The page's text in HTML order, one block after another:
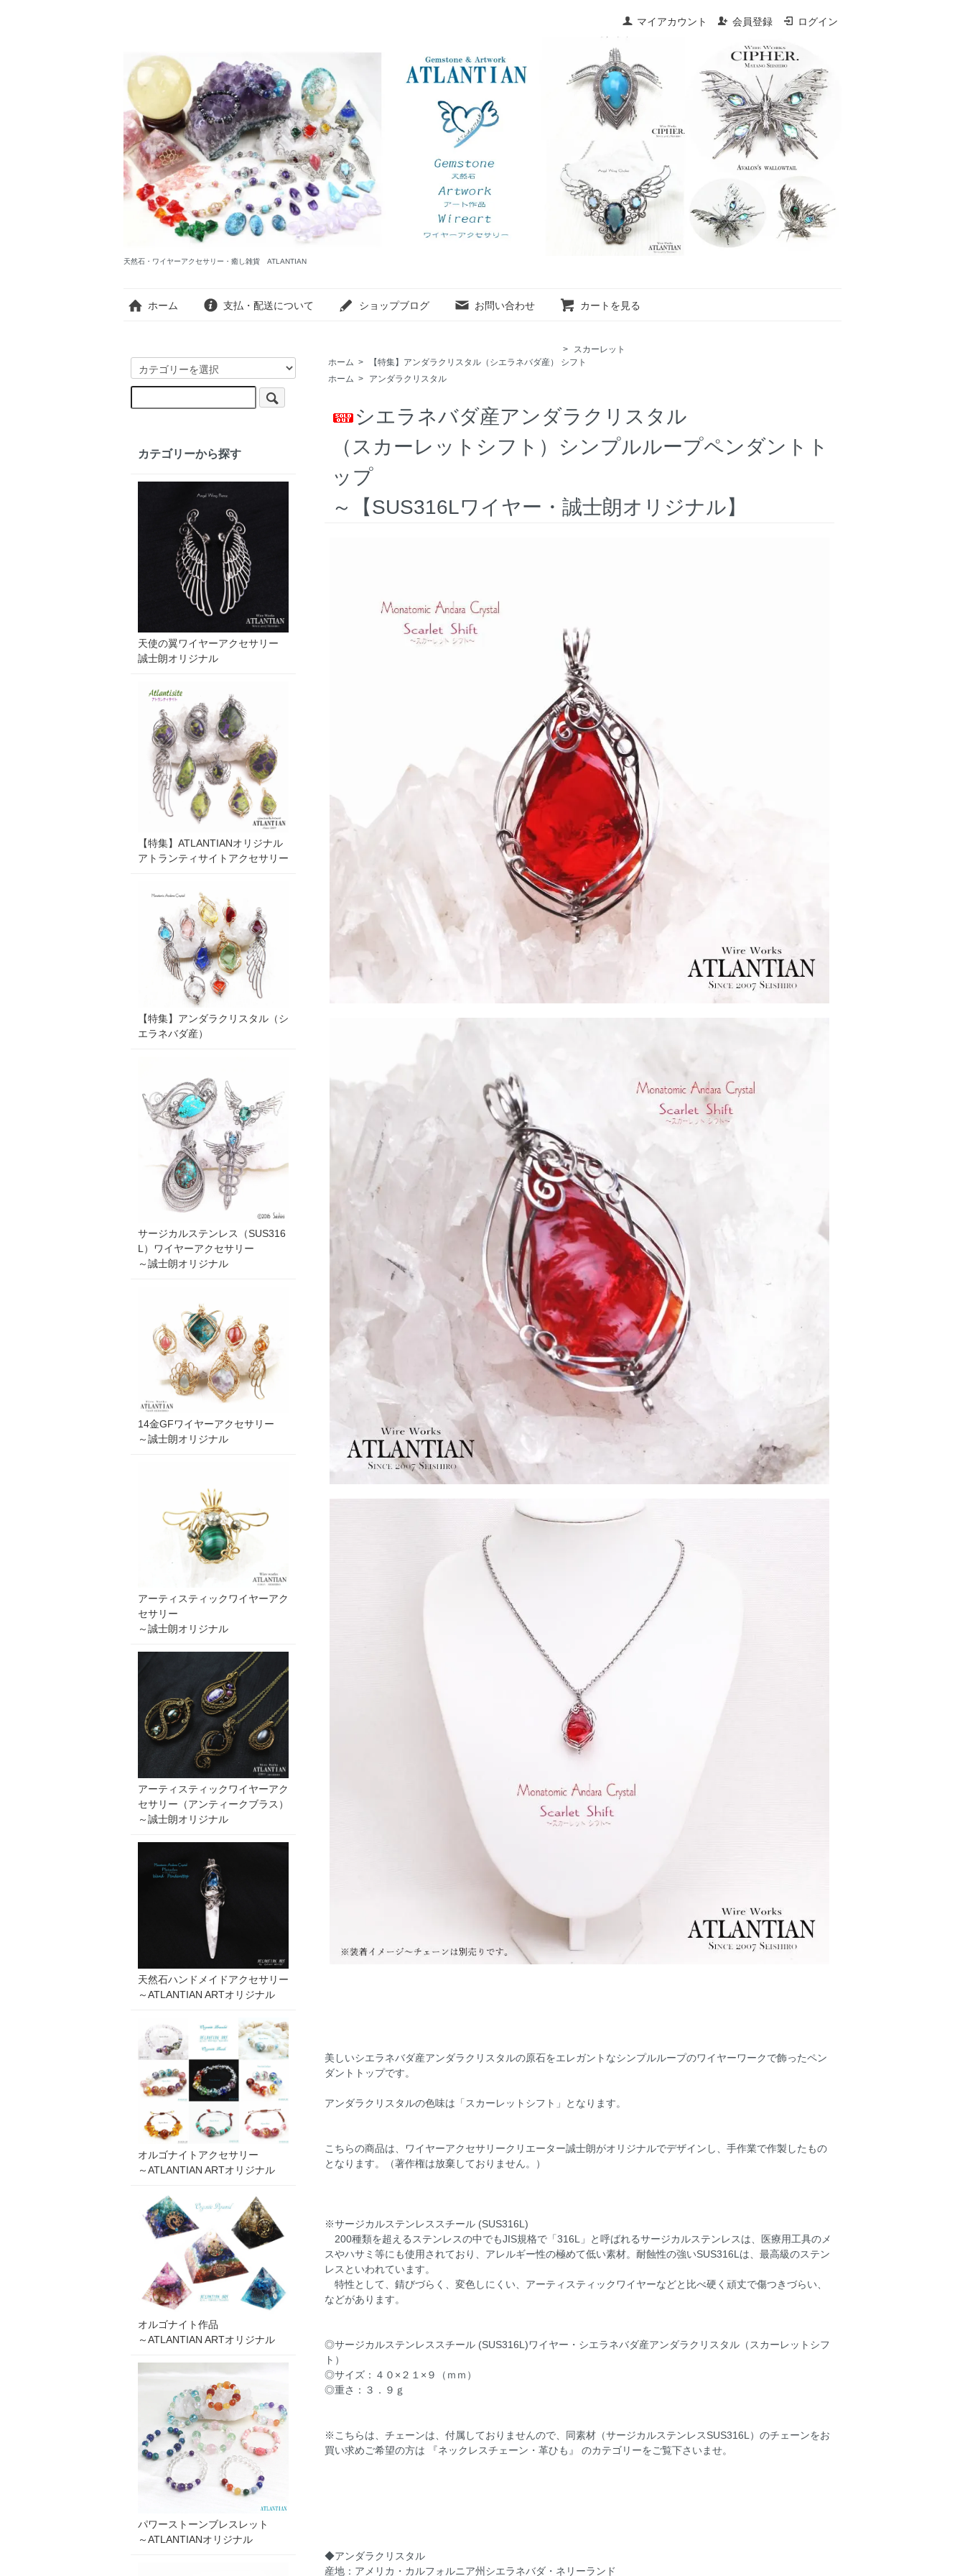
マイアカウント 会員登録 ログイン
天然石・ワイヤーアクセサリー・癒し雑貨 ATLANTIAN
ホーム 支払・配送について ショップブログ お問い合わせ カートを見る
ホーム > 【特集】アンダラクリスタル（シエラネバダ産）
>
スカーレット
シフト
ホーム > アンダラクリスタル
シエラネバダ産アンダラクリスタル
（スカーレットシフト）シンプルループペンダントト
ップ
～【SUS316Lワイヤー・誠士朗オリジナル】
美しいシエラネバダ産アンダラクリスタルの原石をエレガントなシンプルループのワイヤーワークで飾ったペン
ダントトップです。
アンダラクリスタルの色味は「スカーレットシフト」となります。
こちらの商品は、ワイヤーアクセサリークリエーター誠士朗がオリジナルでデザインし、手作業で作製したもの
となります。（著作権は放棄しておりません。）
※サージカルステンレススチール (SUS316L)
200種類を超えるステンレスの中でもJIS規格で「316L」と呼ばれるサージカルステンレスは、医療用工具のメ
スやハサミ等にも使用されており、アレルギー性の極めて低い素材。耐蝕性の強いSUS316Lは、最高級のステン
レスといわれています。
特性として、錆びづらく、変色しにくい、アーティスティックワイヤーなどと比べ硬く頑丈で傷つきづらい、
などがあります。
◎サージカルステンレススチール (SUS316L)ワイヤー・シエラネバダ産アンダラクリスタル（スカーレットシフ
ト）
◎サイズ：４０×２１×９（ｍｍ）
◎重さ：３．９ｇ
※こちらは、チェーンは、付属しておりませんので、同素材（サージカルステンレスSUS316L）のチェーンをお
買い求めご希望の方は 『ネックレスチェーン・革ひも』 のカテゴリーをご覧下さいませ。
◆アンダラクリスタル
産地：アメリカ・カルフォルニア州シエラネバダ・ネリーランド
カテゴリーから探す
天使の翼ワイヤーアクセサリー
誠士朗オリジナル
【特集】ATLANTIANオリジナル
アトランティサイトアクセサリー
【特集】アンダラクリスタル（シ
エラネバダ産）
サージカルステンレス（SUS316
L）ワイヤーアクセサリー
～誠士朗オリジナル
14金GFワイヤーアクセサリー
～誠士朗オリジナル
アーティスティックワイヤーアク
セサリー
～誠士朗オリジナル
アーティスティックワイヤーアク
セサリー（アンティークブラス）
～誠士朗オリジナル
天然石ハンドメイドアクセサリー
～ATLANTIAN ARTオリジナル
オルゴナイトアクセサリー
～ATLANTIAN ARTオリジナル
オルゴナイト作品
～ATLANTIAN ARTオリジナル
パワーストーンブレスレット
～ATLANTIANオリジナル